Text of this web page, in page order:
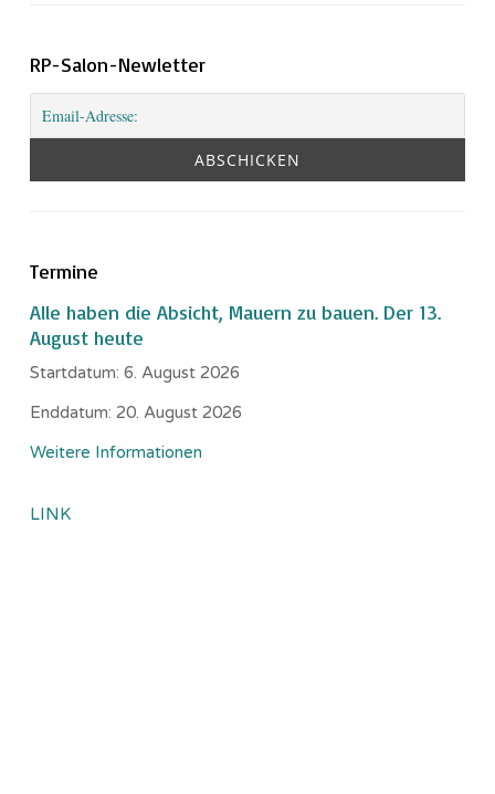
RP-Salon-Newletter
Termine
Alle haben die Absicht, Mauern zu bauen. Der 13.
August heute
Startdatum: 6. August 2026
Enddatum: 20. August 2026
Weitere Informationen
LINK